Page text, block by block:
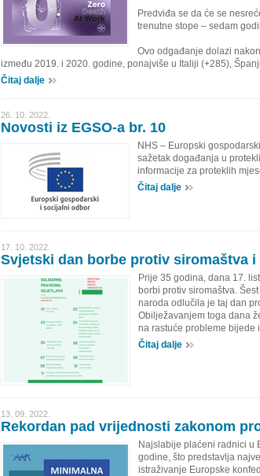
Predviđa se da će se
trenutne stope – sedam
Ovo odgađanje dolazi
između 2019. i 2020. godine, ponajviše u Italiji (+285),
Čitaj dalje
26. 10. 2022.
Novosti iz EGSO-a br. 10
NHS – Europski
sažetak događanja u
informacije za proteklih
Čitaj dalje
17. 10. 2022.
Svjetski dan borbe protiv siromaštva
Prije 35 godina, dana 17.
borbi protiv siromaštva.
naroda odlučila je taj dan
Obilježavanjem toga dana
na rastuće probleme bijede
Čitaj dalje
13. 09. 2022.
Rekordan pad vrijednosti zakonom
Najslabije plaćeni radnici u
godine, što predstavlja
istraživanje Europske